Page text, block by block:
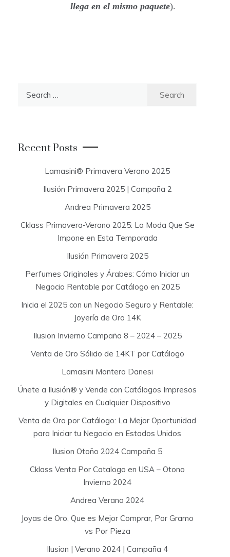
llega en el mismo paquete).
r
:
Recent Posts
Lamasini® Primavera Verano 2025
Ilusión Primavera 2025 | Campaña 2
Andrea Primavera 2025
Cklass Primavera-Verano 2025: La Moda Que Se
Impone en Esta Temporada
Ilusión Primavera 2025
Perfumes Originales y Árabes: Cómo Iniciar un
Negocio Rentable por Catálogo en 2025
Inicia el 2025 con un Negocio Seguro y Rentable:
Joyería de Oro 14K
Ilusion Invierno Campaña 8 – 2024 – 2025
Venta de Oro Sólido de 14KT por Catálogo
Lamasini Montero Danesi
Únete a Ilusión® y Vende con Catálogos Impresos
y Digitales en Cualquier Dispositivo
Venta de Oro por Catálogo: La Mejor Oportunidad
para Iniciar tu Negocio en Estados Unidos
Ilusion Otoño 2024 Campaña 5
Cklass Venta Por Catalogo en USA – Otono
Invierno 2024
Andrea Verano 2024
Joyas de Oro, Que es Mejor Comprar, Por Gramo
vs Por Pieza
Ilusion | Verano 2024 | Campaña 4